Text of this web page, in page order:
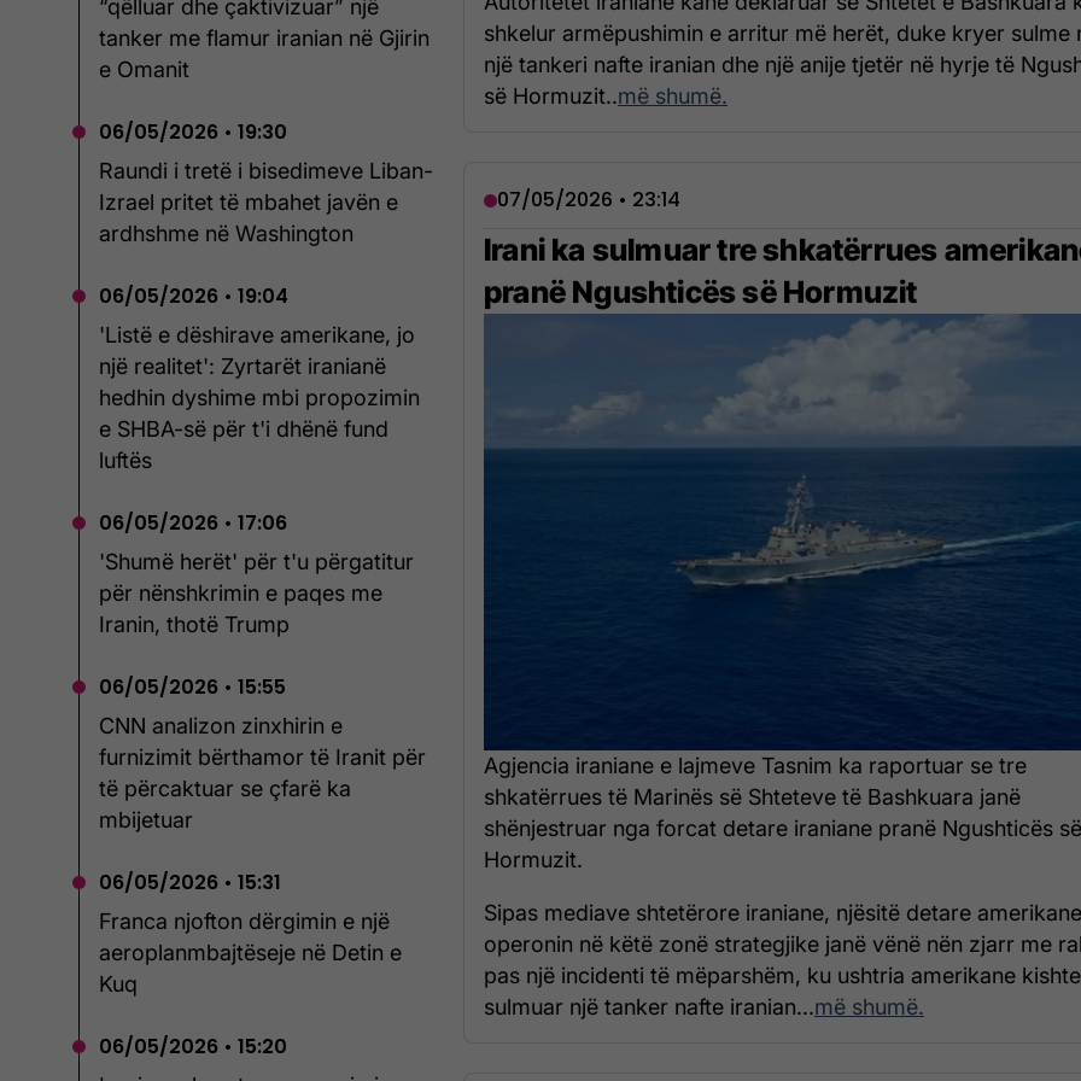
“qëlluar dhe çaktivizuar” një
tanker me flamur iranian në Gjirin
e Omanit
06/05/2026 • 19:30
Raundi i tretë i bisedimeve Liban-
Izrael pritet të mbahet javën e
ardhshme në Washington
06/05/2026 • 19:04
'Listë e dëshirave amerikane, jo
një realitet': Zyrtarët iranianë
hedhin dyshime mbi propozimin
e SHBA-së për t'i dhënë fund
luftës
06/05/2026 • 17:06
'Shumë herët' për t'u përgatitur
për nënshkrimin e paqes me
Iranin, thotë Trump
06/05/2026 • 15:55
CNN analizon zinxhirin e
furnizimit bërthamor të Iranit për
të përcaktuar se çfarë ka
mbijetuar
06/05/2026 • 15:31
Franca njofton dërgimin e një
aeroplanmbajtëseje në Detin e
Kuq
06/05/2026 • 15:20
shkelur armëpushimin e arritur më herët, duke kryer sulme
një tankeri nafte iranian dhe një anije tjetër në hyrje të
së Hormuzit..më shumë.
07/05/2026 • 23:14
Irani ka sulmuar tre shkatërrues
pranë Ngushticës së Hormuzit
Agjencia iraniane e lajmeve Tasnim ka raportuar se tre
shkatërrues të Marinës së Shteteve të Bashkuara janë
shënjestruar nga forcat detare iraniane pranë Ngushticës së
Hormuzit.
Sipas mediave shtetërore iraniane, njësitë detare
operonin në këtë zonë strategjike janë vënë nën zjarr me
pas një incidenti të mëparshëm, ku ushtria amerikane kishte
sulmuar një tanker nafte iranian...më shumë.